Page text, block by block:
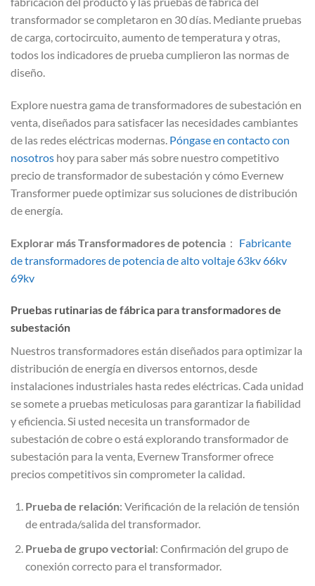
transformador se completaron en 30 días. Mediante pruebas
de carga, cortocircuito, aumento de temperatura y otras,
todos los indicadores de prueba cumplieron las normas de
diseño.
Explore nuestra gama de transformadores de subestación en
venta, diseñados para satisfacer las necesidades cambiantes
de las redes eléctricas modernas. Póngase en contacto con
nosotros hoy para saber más sobre nuestro competitivo
precio de transformador de subestación y cómo Evernew
Transformer puede optimizar sus soluciones de distribución
de energía.
Explorar más Transformadores de potencia ： Fabricante
de transformadores de potencia de alto voltaje 63kv 66kv
69kv
Pruebas rutinarias de fábrica para transformadores de
subestación
Nuestros transformadores están diseñados para optimizar la
distribución de energía en diversos entornos, desde
instalaciones industriales hasta redes eléctricas. Cada unidad
se somete a pruebas meticulosas para garantizar la fiabilidad
y eficiencia. Si usted necesita un transformador de
subestación de cobre o está explorando transformador de
subestación para la venta, Evernew Transformer ofrece
precios competitivos sin comprometer la calidad.
Prueba de relación: Verificación de la relación de tensión
de entrada/salida del transformador.
Prueba de grupo vectorial: Confirmación del grupo de
conexión correcto para el transformador.